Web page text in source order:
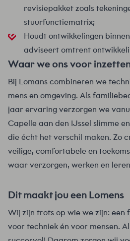
revisiepakket zoals
stuurfunctiematrix;
Houdt ontwikkelingen
adviseert omtrent
Waar we ons voor
Bij Lomans combineren we
mens en omgeving. Als
jaar ervaring verzorgen we
Capelle aan den IJssel slimme
die écht het verschil maken. Zo
veilige, comfortabele en
waar verzorgen, werken en
Dit maakt jou een Lomens
Wij zijn trots op wie we zijn:
voor techniek én voor mensen.